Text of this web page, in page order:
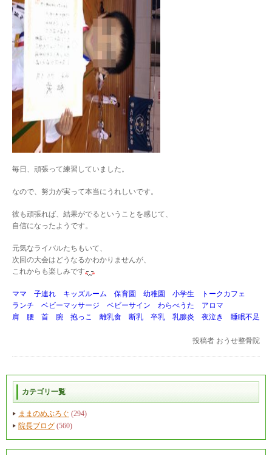
毎日、頑張って練習していました。
なので、努力が実って本当にうれしいです。
彼も頑張れば、結果がでるということを感じて、
自信になったようです。
元気なライバルたちもいて、
次回の大会はどうなるかわかりませんが、
これからも楽しみです
ママ 子連れ キッズルーム 保育園 幼稚園 小学生 トークカフェ
ランチ ベビーマッサージ ベビーサイン わらべうた アロマ
肩 腰 首 腕 抱っこ 離乳食 断乳 卒乳 乳腺炎 夜泣き 睡眠不足
投稿者 おうせ整骨院
カテゴリ一覧
ままのめぶろぐ (294)
院長ブログ (560)